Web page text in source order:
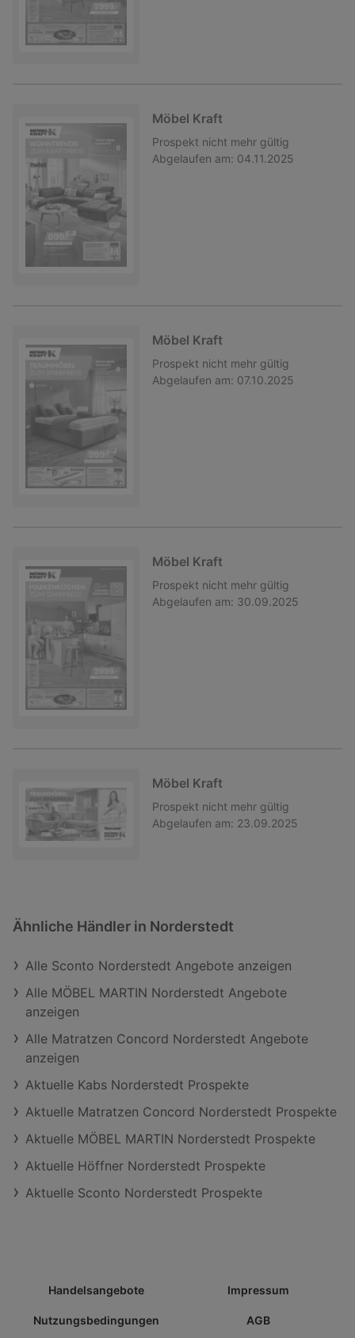
Möbel Kraft
Prospekt nicht mehr gültig
Abgelaufen am: 04.11.2025
Möbel Kraft
Prospekt nicht mehr gültig
Abgelaufen am: 07.10.2025
Möbel Kraft
Prospekt nicht mehr gültig
Abgelaufen am: 30.09.2025
Möbel Kraft
Prospekt nicht mehr gültig
Abgelaufen am: 23.09.2025
Ähnliche Händler in Norderstedt
Alle Sconto Norderstedt Angebote anzeigen
Alle MÖBEL MARTIN Norderstedt Angebote
anzeigen
Alle Matratzen Concord Norderstedt Angebote
anzeigen
Aktuelle Kabs Norderstedt Prospekte
Aktuelle Matratzen Concord Norderstedt Prospekte
Aktuelle MÖBEL MARTIN Norderstedt Prospekte
Aktuelle Höffner Norderstedt Prospekte
Aktuelle Sconto Norderstedt Prospekte
Handelsangebote Impressum
Nutzungsbedingungen AGB